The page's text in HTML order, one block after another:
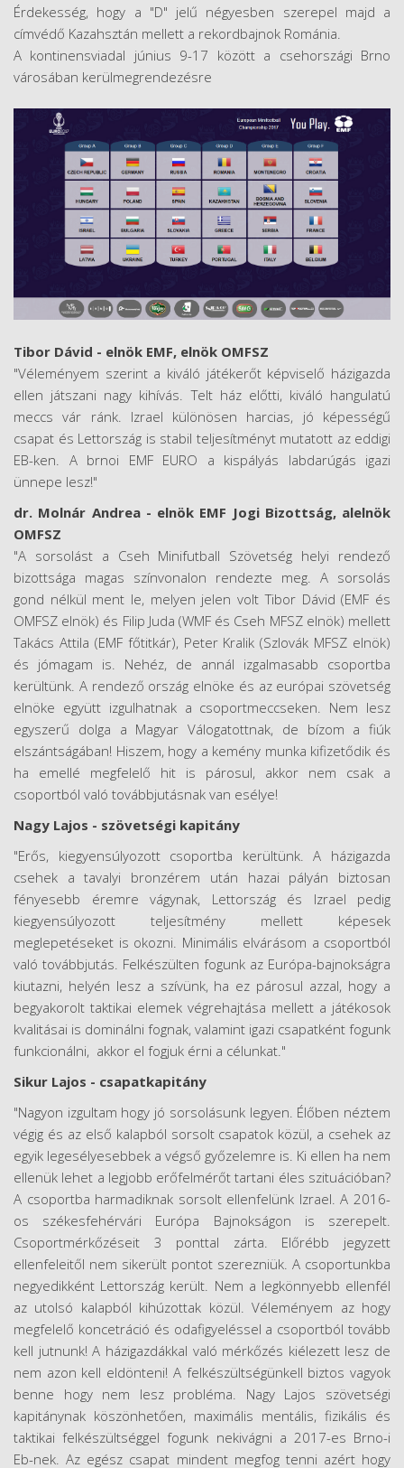
Érdekesség, hogy a "D" jelű négyesben szerepel majd a
címvédő Kazahsztán mellett a rekordbajnok Románia.
A kontinensviadal június 9-17 között a csehországi Brno
városában kerülmegrendezésre
Tibor Dávid - elnök EMF, elnök OMFSZ
"Véleményem szerint a kiváló játékerőt képviselő házigazda
ellen játszani nagy kihívás. Telt ház előtti, kiváló hangulatú
meccs vár ránk. Izrael különösen harcias, jó képességű
csapat és Lettország is stabil teljesítményt mutatott az eddigi
EB-ken. A brnoi EMF EURO a kispályás labdarúgás igazi
ünnepe lesz!"
dr. Molnár Andrea - elnök EMF Jogi Bizottság, alelnök
OMFSZ
"A sorsolást a Cseh Minifutball Szövetség helyi rendező
bizottsága magas színvonalon rendezte meg. A sorsolás
gond nélkül ment le, melyen jelen volt Tibor Dávid (EMF és
OMFSZ elnök) és Filip Juda (WMF és Cseh MFSZ elnök) mellett
Takács Attila (EMF főtitkár), Peter Kralik (Szlovák MFSZ elnök)
és jómagam is. Nehéz, de annál izgalmasabb csoportba
kerültünk. A rendező ország elnöke és az európai szövetség
elnöke együtt izgulhatnak a csoportmeccseken. Nem lesz
egyszerű dolga a Magyar Válogatottnak, de bízom a fiúk
elszántságában! Hiszem, hogy a kemény munka kifizetődik és
ha emellé megfelelő hit is párosul, akkor nem csak a
csoportból való továbbjutásnak van esélye!
Nagy Lajos - szövetségi kapitány
"Erős, kiegyensúlyozott csoportba kerültünk. A házigazda
csehek a tavalyi bronzérem után hazai pályán biztosan
fényesebb éremre vágynak, Lettország és Izrael pedig
kiegyensúlyozott teljesítmény mellett képesek
meglepetéseket is okozni. Minimális elvárásom a csoportból
való továbbjutás. Felkészülten fogunk az Európa-bajnokságra
kiutazni, helyén lesz a szívünk, ha ez párosul azzal, hogy a
begyakorolt taktikai elemek végrehajtása mellett a játékosok
kvalitásai is dominálni fognak, valamint igazi csapatként fogunk
funkcionálni, akkor el fogjuk érni a célunkat."
Sikur Lajos - csapatkapitány
"Nagyon izgultam hogy jó sorsolásunk legyen. Élőben néztem
végig és az első kalapból sorsolt csapatok közül, a csehek az
egyik legesélyesebbek a végső győzelemre is. Ki ellen ha nem
ellenük lehet a legjobb erőfelmérőt tartani éles szituációban?
A csoportba harmadiknak sorsolt ellenfelünk Izrael. A 2016-
os székesfehérvári Európa Bajnokságon is szerepelt.
Csoportmérkőzéseit 3 ponttal zárta. Előrébb jegyzett
ellenfeleitől nem sikerült pontot szerezniük. A csoportunkba
negyedikként Lettország került. Nem a legkönnyebb ellenfél
az utolsó kalapból kihúzottak közül. Véleményem az hogy
megfelelő koncetráció és odafigyeléssel a csoportból tovább
kell jutnunk! A házigazdákkal való mérkőzés kiélezett lesz de
nem azon kell eldönteni! A felkészültségünkell biztos vagyok
benne hogy nem lesz probléma. Nagy Lajos szövetségi
kapitánynak köszönhetően, maximális mentális, fizikális és
taktikai felkészültséggel fogunk nekivágni a 2017-es Brno-i
Eb-nek. Az egész csapat mindent megfog tenni azért hogy